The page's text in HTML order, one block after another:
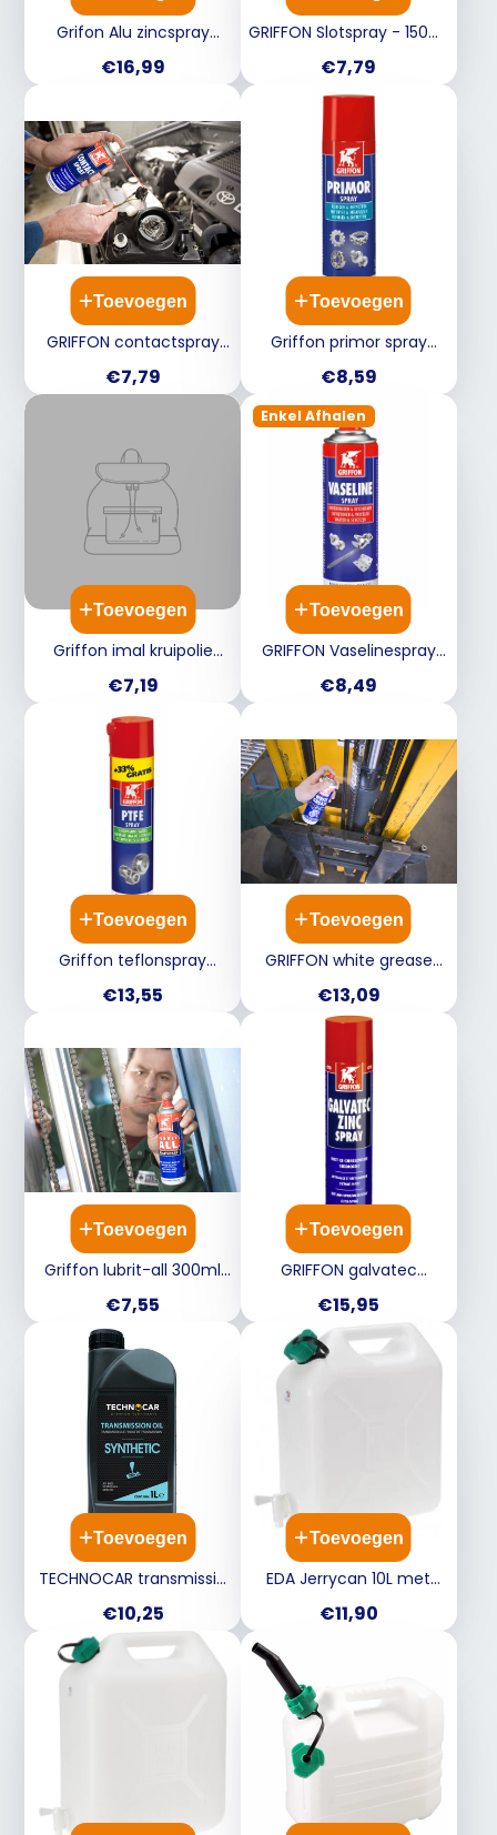
Grifon Alu zincspray
Prijs
€16,99
GRIFFON Slotspray - 150ml
Prijs
€7,79
Toevoegen
GRIFFON contactspray
Prijs
€7,79
Toevoegen
Griffon primor spray
ontvettingsmiddel
Prijs
€8,59
Toevoegen
Griffon imal kruipolie
Prijs
€7,19
Enkel Afhalen
Toevoegen
GRIFFON Vaselinespray
Prijs
€8,49
Toevoegen
Griffon teflonspray
Prijs
€13,55
Toevoegen
GRIFFON white grease
schakelaars 1233426
Prijs
€13,09
Toevoegen
Griffon lubrit-all 300ml
op teflonbasis
Prijs
€7,55
Toevoegen
GRIFFON galvatec
en corrosiewerend -
sneldrogend
Prijs
€15,95
Toevoegen
TECHNOCAR transmissie
Prijs
€10,25
Toevoegen
EDA Jerrycan 10L met
30x15x36cm - wit
Prijs
€11,90